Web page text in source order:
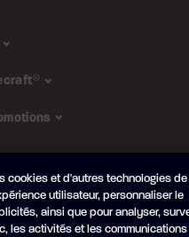
®
cookies et d'autres technologies
utilisateur, personnaliser le
ainsi que pour analyser,
les activités et les